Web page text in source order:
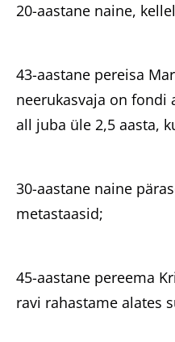
20-aastane naine,
43-aastane pereisa
neerukasvaja on
all juba üle 2,5 aasta,
30-aastane naine
metastaasid;
45-aastane pereema
ravi rahastame alates